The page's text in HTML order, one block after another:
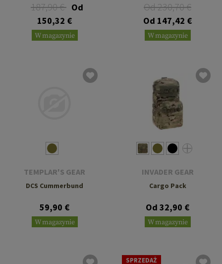
187,90 € Od
150,32 €
W magazynie
Od 230,70 €
Od 147,42 €
W magazynie
TEMPLAR'S GEAR
DCS Cummerbund
59,90 €
W magazynie
INVADER GEAR
Cargo Pack
Od 32,90 €
W magazynie
SPRZEDAŻ